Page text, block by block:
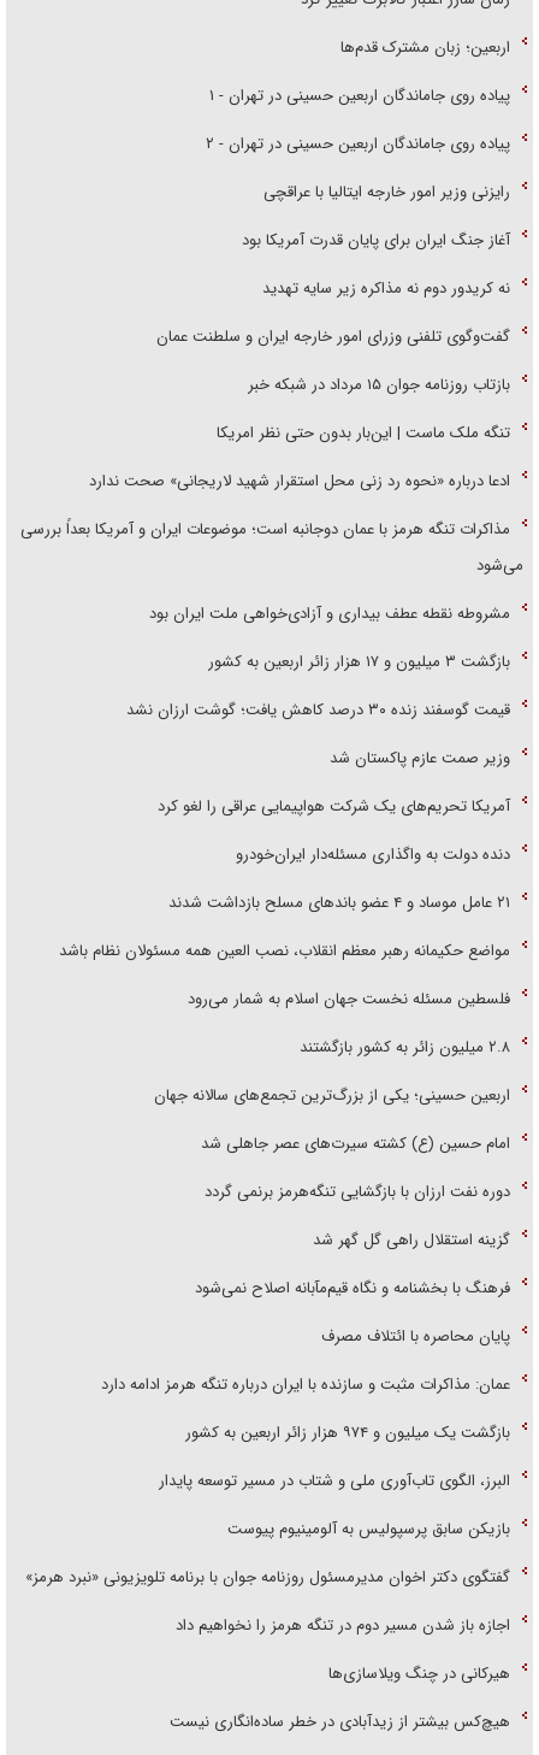
اربعین؛ زبان مشترک قدم‌ها
پیاده روی جاماندگان اربعین حسینی در تهران - ۱
پیاده روی جاماندگان اربعین حسینی در تهران - ۲
رایزنی وزیر امور خارجه ایتالیا با عراقچی
آغاز جنگ ایران برای پایان قدرت آمریکا بود
نه کریدور دوم نه مذاکره زیر سایه تهدید
گفت‌وگوی تلفنی وزرای امور خارجه ایران و سلطنت عمان
بازتاب روزنامه جوان ۱۵ مرداد در شبکه خبر
تنگه ملک ماست | این‌بار بدون حتی نظر امریکا
ادعا درباره «نحوه رد زنی محل استقرار شهید لاریجانی» صحت ندارد
مذاکرات تنگه هرمز با عمان دوجانبه است؛ موضوعات ایران و آمریکا بعداً بررسی
می‌شود
مشروطه نقطه عطف بیداری و آزادی‌خواهی ملت ایران بود
بازگشت ۳ میلیون و ۱۷ هزار زائر اربعین به کشور
قیمت گوسفند زنده ۳۰ درصد کاهش یافت؛ گوشت ارزان نشد
وزیر صمت عازم پاکستان شد
آمریکا تحریم‌های یک شرکت هواپیمایی عراقی را لغو کرد
دنده دولت به واگذاری مسئله‌دار ایران‌خودرو
۲۱ عامل موساد و ۴ عضو باند‌های مسلح بازداشت شدند
مواضع حکیمانه رهبر معظم انقلاب، نصب العین همه مسئولان نظام باشد
فلسطین مسئله نخست جهان اسلام به شمار می‌رود
۲.۸ میلیون زائر به کشور بازگشتند
اربعین حسینی؛ یکی از بزرگ‌ترین تجمع‌های سالانه جهان
امام حسین (ع) کشته سیرت‌های عصر جاهلی شد
دوره نفت ارزان با بازگشایی تنگه‌هرمز برنمی گردد
گزینه استقلال راهی گل گهر شد
فرهنگ با بخشنامه و نگاه قیم‌مآبانه اصلاح نمی‌شود
پایان محاصره با ائتلاف مصرف
عمان: مذاکرات مثبت و سازنده با ایران درباره تنگه هرمز ادامه دارد
بازگشت یک میلیون و ۹۷۴ هزار زائر اربعین به کشور
البرز، الگوی تاب‌آوری ملی و شتاب در مسیر توسعه پایدار
بازیکن سابق پرسپولیس به آلومینیوم پیوست
گفتگوی دکتر اخوان مدیرمسئول روزنامه جوان با برنامه تلویزیونی «نبرد هرمز»
اجازه باز شدن مسیر دوم در تنگه هرمز را نخواهیم داد
هیرکانی در چنگ ویلاسازی‌ها
هیچ‌کس بیشتر از زیدآبادی در خطر ساده‌انگاری نیست